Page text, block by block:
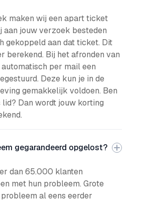
maken wij een apart ticket
aan jouw verzoek besteden
gekoppeld aan dat ticket. Dit
berekend. Bij het afronden van
per mail een
Deze kun je in de
gemakkelijk voldoen. Ben
lid? Dan wordt jouw korting
gegarandeerd opgelost?
dan 65.000 klanten
met hun probleem. Grote
al eens eerder